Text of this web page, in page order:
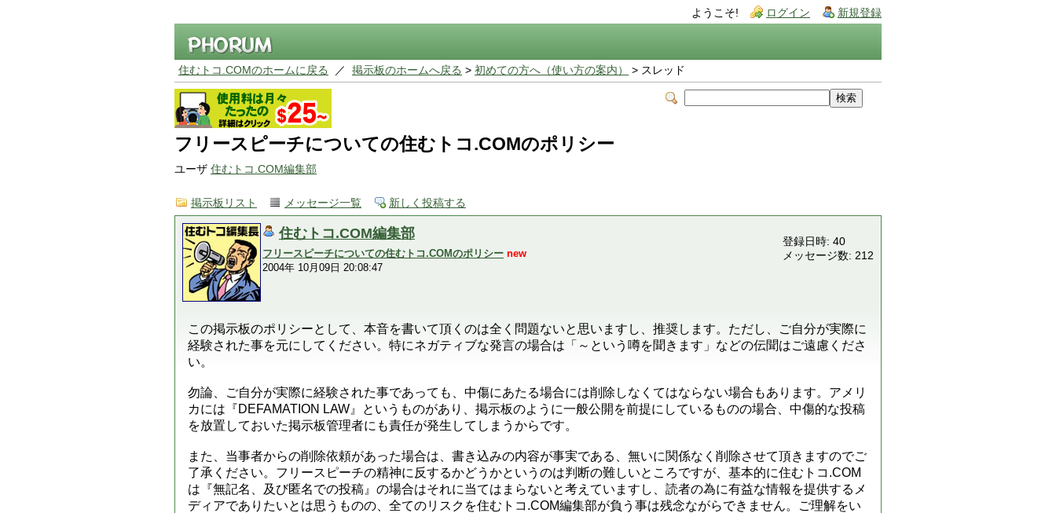
ようこそ! ログイン 新規登録
住むトコ.COMのホームに戻る ／ 掲示板のホームへ戻る > 初めての方へ（使い方の案内） > スレッド
フリースピーチについての住むトコ.COMのポリシー
ユーザ 住むトコ.COM編集部
掲示板リスト メッセージ一覧 新しく投稿する
住むトコ.COM編集部
フリースピーチについての住むトコ.COMのポリシー new
2004年 10月09日 20:08:47
登録日時: 40
メッセージ数: 212
この掲示板のポリシーとして、本音を書いて頂くのは全く問題ないと思いますし、推奨します。ただし、ご自分が実際に
経験された事を元にしてください。特にネガティブな発言の場合は「～という噂を聞きます」などの伝聞はご遠慮くださ
い。
勿論、ご自分が実際に経験された事であっても、中傷にあたる場合には削除しなくてはならない場合もあります。アメリ
カには『DEFAMATION LAW』というものがあり、掲示板のように一般公開を前提にしているものの場合、中傷的な投稿
を放置しておいた掲示板管理者にも責任が発生してしまうからです。
また、当事者からの削除依頼があった場合は、書き込みの内容が事実である、無いに関係なく削除させて頂きますのでご
了承ください。フリースピーチの精神に反するかどうかというのは判断の難しいところですが、基本的に住むトコ.COM
は『無記名、及び匿名での投稿』の場合はそれに当てはまらないと考えていますし、読者の為に有益な情報を提供するメ
ディアでありたいとは思うものの、全てのリスクを住むトコ.COM編集部が負う事は残念ながらできません。ご理解をい